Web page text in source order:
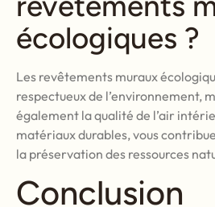
écologiques ?
Les revêtements muraux
respectueux de l’environnement,
également la qualité de l’air
matériaux durables, vous
la préservation des ressources
Conclusion